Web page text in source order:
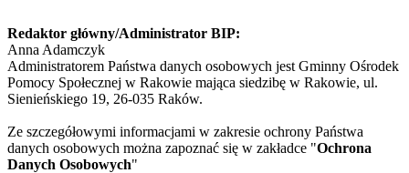
Redaktor główny/Administrator BIP:
Anna Adamczyk
Administratorem Państwa danych osobowych jest Gminny Ośrodek
Pomocy Społecznej w Rakowie mająca siedzibę w Rakowie, ul.
Sienieńskiego 19, 26-035 Raków.
Ze szczegółowymi informacjami w zakresie ochrony Państwa
danych osobowych można zapoznać się w zakładce "Ochrona
Danych Osobowych"